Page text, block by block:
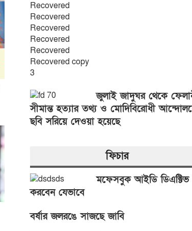
জুলাই জাদুঘর থেকে
সীমান্ত হত্যার তথ্য ও মোদিবিরোধী
ছবি সরিয়ে দেওয়া হয়েছে
ফিচার
মফেসবুক আইডি ডিএক্টিভ
করবেন যেভাবে
বর্ষার জলরঙে সাজছে জাবি